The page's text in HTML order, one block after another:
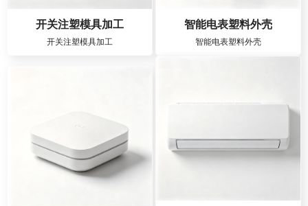
开关注塑模具加工
开关注塑模具加工
智能电表塑料外壳
智能电表塑料外壳